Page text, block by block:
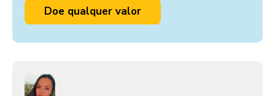
Doe qualquer valor